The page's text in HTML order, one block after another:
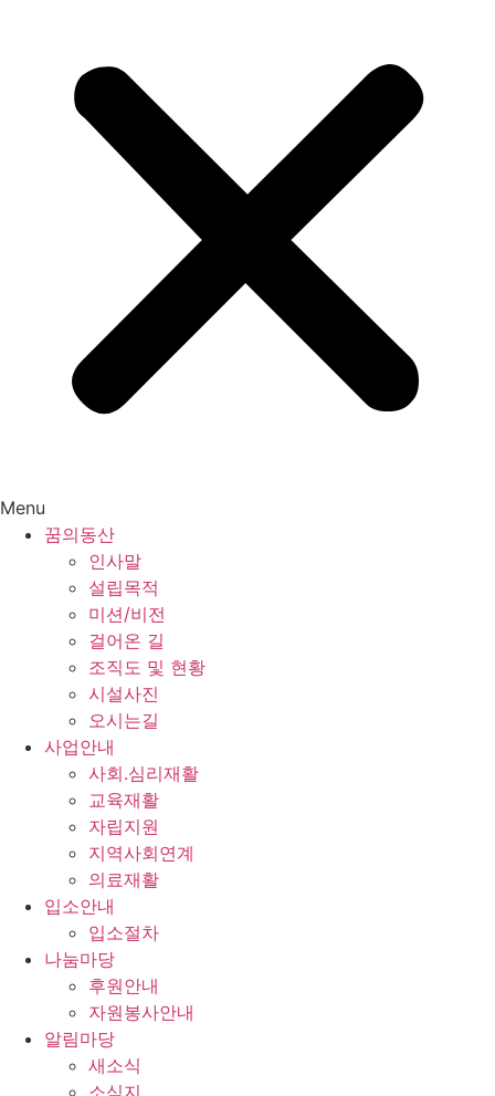
Menu
꿈의동산
인사말
설립목적
미션/비전
걸어온 길
조직도 및 현황
시설사진
오시는길
사업안내
사회.심리재활
교육재활
자립지원
지역사회연계
의료재활
입소안내
입소절차
나눔마당
후원안내
자원봉사안내
알림마당
새소식
소식지